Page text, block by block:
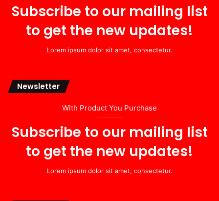
Subscribe to our mailing list
to get the new updates!
Lorem ipsum dolor sit amet, consectetur.
Newsletter
With Product You Purchase
Subscribe to our mailing list
to get the new updates!
Lorem ipsum dolor sit amet, consectetur.